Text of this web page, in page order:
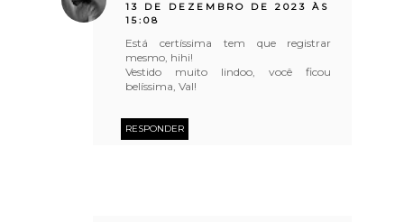
13 DE DEZEMBRO DE 2023 ÀS
15:08
Está certíssima tem que registrar
mesmo, hihi!
Vestido muito lindoo, você ficou
belíssima, Val!
RESPONDER